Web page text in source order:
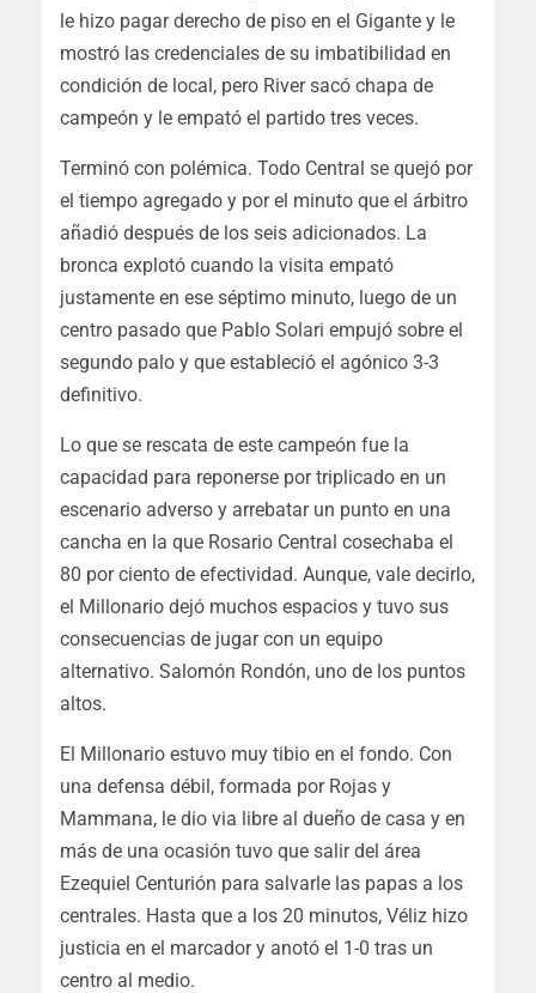
le hizo pagar derecho de piso en el Gigante y le
mostró las credenciales de su imbatibilidad en
condición de local, pero River sacó chapa de
campeón y le empató el partido tres veces.
Terminó con polémica. Todo Central se quejó por
el tiempo agregado y por el minuto que el árbitro
añadió después de los seis adicionados. La
bronca explotó cuando la visita empató
justamente en ese séptimo minuto, luego de un
centro pasado que Pablo Solari empujó sobre el
segundo palo y que estableció el agónico 3-3
definitivo.
Lo que se rescata de este campeón fue la
capacidad para reponerse por triplicado en un
escenario adverso y arrebatar un punto en una
cancha en la que Rosario Central cosechaba el
80 por ciento de efectividad. Aunque, vale decirlo,
el Millonario dejó muchos espacios y tuvo sus
consecuencias de jugar con un equipo
alternativo. Salomón Rondón, uno de los puntos
altos.
El Millonario estuvo muy tibio en el fondo. Con
una defensa débil, formada por Rojas y
Mammana, le dio via libre al dueño de casa y en
más de una ocasión tuvo que salir del área
Ezequiel Centurión para salvarle las papas a los
centrales. Hasta que a los 20 minutos, Véliz hizo
justicia en el marcador y anotó el 1-0 tras un
centro al medio.